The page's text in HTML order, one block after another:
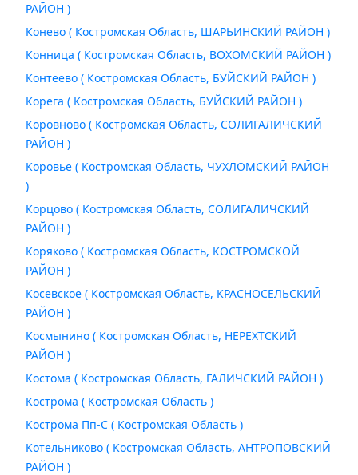
РАЙОН )
Конево ( Костромская Область, ШАРЬИНСКИЙ РАЙОН )
Конница ( Костромская Область, ВОХОМСКИЙ РАЙОН )
Контеево ( Костромская Область, БУЙСКИЙ РАЙОН )
Корега ( Костромская Область, БУЙСКИЙ РАЙОН )
Коровново ( Костромская Область, СОЛИГАЛИЧСКИЙ
РАЙОН )
Коровье ( Костромская Область, ЧУХЛОМСКИЙ РАЙОН
)
Корцово ( Костромская Область, СОЛИГАЛИЧСКИЙ
РАЙОН )
Коряково ( Костромская Область, КОСТРОМСКОЙ
РАЙОН )
Косевское ( Костромская Область, КРАСНОСЕЛЬСКИЙ
РАЙОН )
Космынино ( Костромская Область, НЕРЕХТСКИЙ
РАЙОН )
Костома ( Костромская Область, ГАЛИЧСКИЙ РАЙОН )
Кострома ( Костромская Область )
Кострома Пп-С ( Костромская Область )
Котельниково ( Костромская Область, АНТРОПОВСКИЙ
РАЙОН )